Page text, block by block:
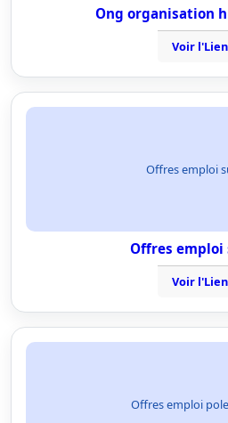
Ong organisation
Voir l'Lien
Offres emploi
Offres emploi
Voir l'Lien
Offres emploi